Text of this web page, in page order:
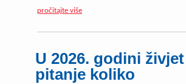
pročitajte više
U 2026. godini
pitanje koliko